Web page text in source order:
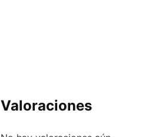
Valoraciones